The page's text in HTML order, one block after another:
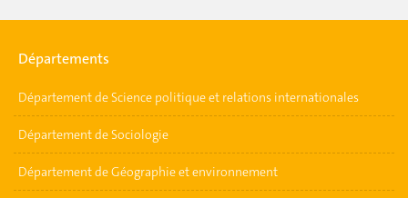
Départements
Département de Science politique et relations internationales
Département de Sociologie
Département de Géographie et environnement